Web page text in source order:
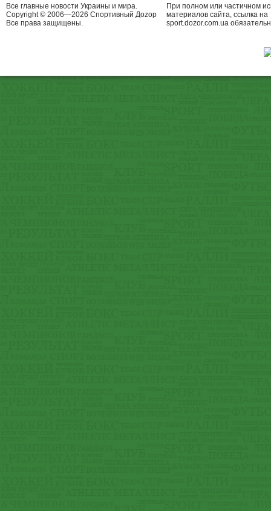
Все главные новости Украины и мира.
Copyright © 2006—2026 Спортивный Доzор
Все права защищены.
При полном или частичном
материалов сайта, ссылка на
sport.dozor.com.ua